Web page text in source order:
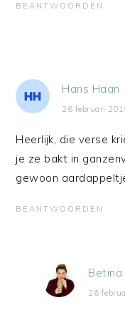
BEANTWOORDEN
Hans Haan
26 februari
Heerlijk, die verse
je ze bakt in
gewoon
BEANTWOORDEN
26